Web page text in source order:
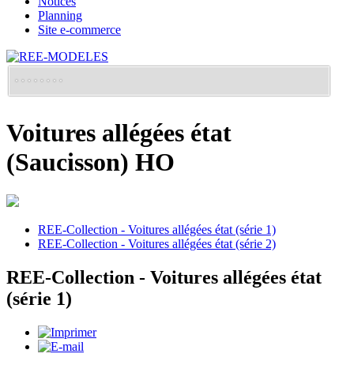
Planning
Site e-commerce
Voitures allégées état
(Saucisson) HO
REE-Collection - Voitures allégées état (série 1)
REE-Collection - Voitures allégées état (série 2)
REE-Collection - Voitures allégées état
(série 1)